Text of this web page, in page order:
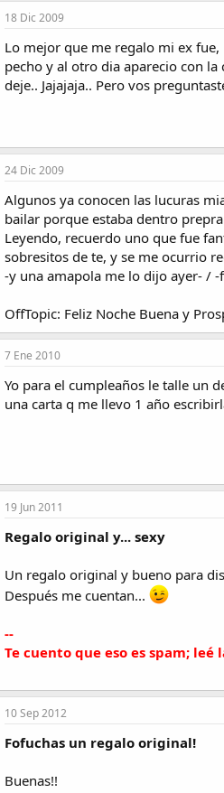
18 Dic 2009
Lo mejor que me regalo mi ex
pecho y al otro dia aparecio con
deje.. Jajajaja.. Pero vos
24 Dic 2009
Algunos ya conocen las lucuras
bailar porque estaba dentro
Leyendo, recuerdo uno que fue
sobresitos de te, y se me ocurrio
-y una amapola me lo dijo ayer- /
OffTopic: Feliz Noche Buena y
7 Ene 2010
Yo para el cumpleaños le talle un
una carta q me llevo 1 año
19 Jun 2011
Regalo original y... sexy
Un regalo original y bueno para
Después me cuentan...
--
Te cuento que eso es spam; leé
10 Sep 2012
Fofuchas un regalo original!
Buenas!!